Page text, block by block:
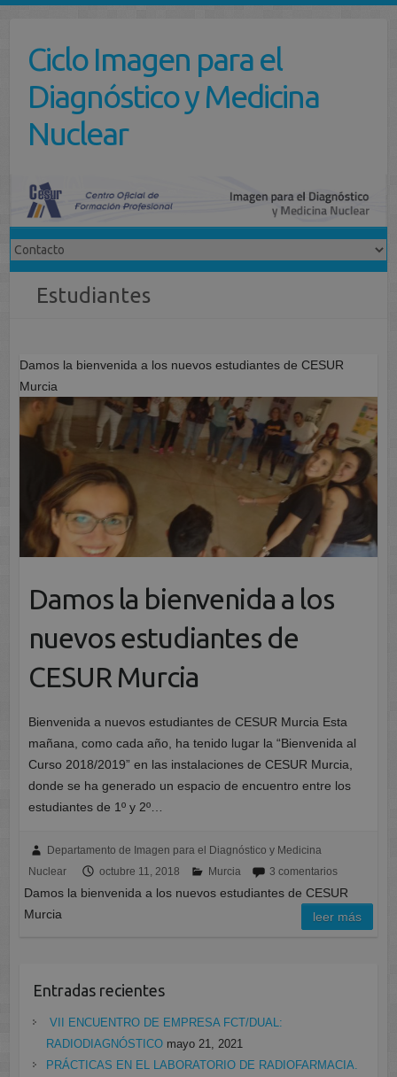
contenidoCiclo Imagen para el
Diagnóstico y Medicina
Nuclear
Estudiantes
Damos la bienvenida a los nuevos estudiantes de CESUR
Murcia
Damos la bienvenida a los
nuevos estudiantes de
CESUR Murcia
Bienvenida a nuevos estudiantes de CESUR Murcia Esta
mañana, como cada año, ha tenido lugar la “Bienvenida al
Curso 2018/2019” en las instalaciones de CESUR Murcia,
donde se ha generado un espacio de encuentro entre los
estudiantes de 1º y 2º…
Departamento de Imagen para el Diagnóstico y Medicina
Nuclear
octubre 11, 2018 Murcia 3 comentarios
Damos la bienvenida a los nuevos estudiantes de CESUR
Murcia
leer más
Entradas recientes
VII ENCUENTRO DE EMPRESA FCT/DUAL:
RADIODIAGNÓSTICO mayo 21, 2021
PRÁCTICAS EN EL LABORATORIO DE RADIOFARMACIA.